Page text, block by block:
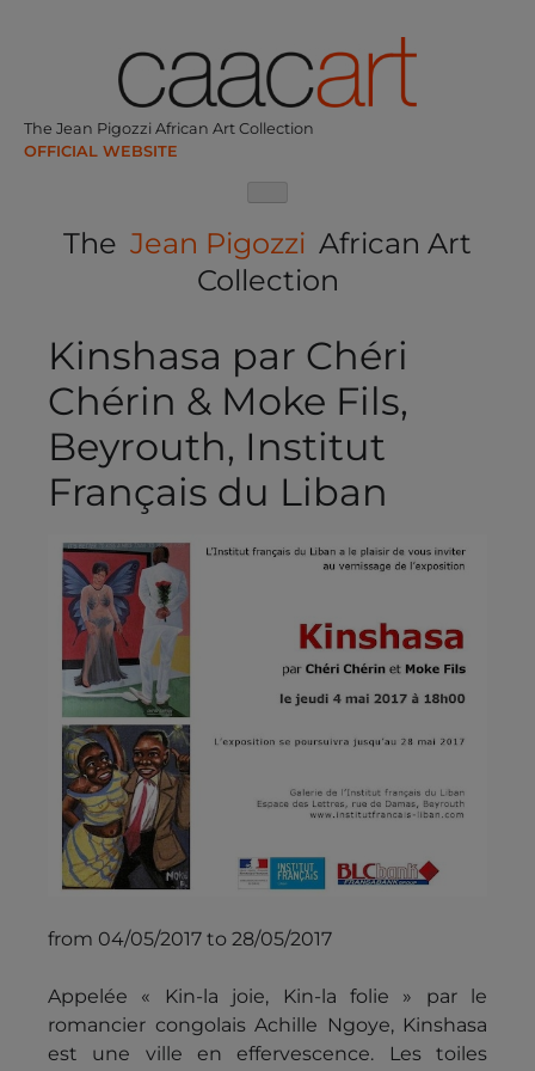
The Jean Pigozzi African Art Collection
The Jean Pigozzi African Art
Collection
Kinshasa par Chéri
Chérin & Moke Fils,
Beyrouth, Institut
Français du Liban
from 04/05/2017 to 28/05/2017
Appelée « Kin-la joie, Kin-la folie » par le
romancier congolais Achille Ngoye, Kinshasa
est une ville en effervescence. Les toiles